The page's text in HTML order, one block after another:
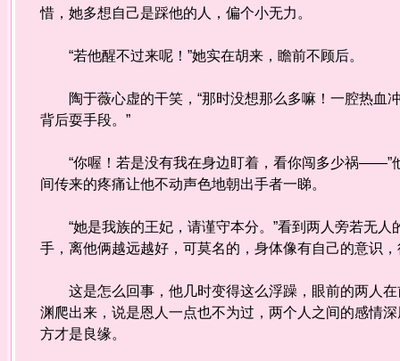
惜，她多想自己是踩他的人，偏个小无力。
“若他醒不过来呢！”她实在胡来，瞻前不顾后。
陶于薇心虚的干笑，“那时没想那么多嘛！一腔热血
背后耍手段。”
“你喔！若是没有我在身边盯着，看你闯多少祸——”
间传来的疼痛让他不动声色地朝出手者一睇。
“她是我族的王妃，请谨守本分。”看到两人旁若无人
手，离他俩越远越好，可莫名的，身体像有自己的意识
这是怎么回事，他几时变得这么浮躁，眼前的两人在
渊爬出来，说是恩人一点也不为过，两个人之间的感情
方才是良缘。